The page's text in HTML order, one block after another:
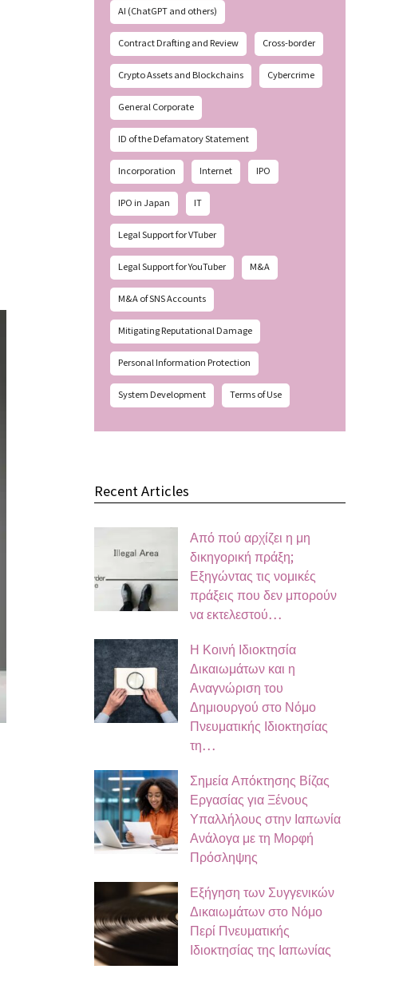
AI (ChatGPT and others)
Contract Drafting and Review Cross-border
Crypto Assets and Blockchains Cybercrime
General Corporate
ID of the Defamatory Statement
Incorporation Internet IPO
IPO in Japan IT
Legal Support for VTuber
Legal Support for YouTuber M&A
M&A of SNS Accounts
Mitigating Reputational Damage
Personal Information Protection
System Development Terms of Use
Recent Articles
Από πού αρχίζει η μη
δικηγορική πράξη;
Εξηγώντας τις νομικές
πράξεις που δεν μπορούν
να εκτελεστού…
Η Κοινή Ιδιοκτησία
Δικαιωμάτων και η
Αναγνώριση του
Δημιουργού στο Νόμο
Πνευματικής Ιδιοκτησίας
τη…
Σημεία Απόκτησης Βίζας
Εργασίας για Ξένους
Υπαλλήλους στην Ιαπωνία
Ανάλογα με τη Μορφή
Πρόσληψης
Εξήγηση των Συγγενικών
Δικαιωμάτων στο Νόμο
Περί Πνευματικής
Ιδιοκτησίας της Ιαπωνίας